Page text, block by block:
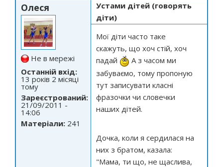
Олеся
Не в мережі
Останній вхід:
13 років 2 місяці
тому
Зареєстрований:
21/09/2011 -
14:06
Матеріали: 241
Устами дітей (говорять
діти)
Мої діти часто таке
скажуть, що хоч стій, хоч
падай
А з часом ми
забуваємо, тому пропоную
тут записувати класні
фразочки чи словечки
наших дітей.
Дочка, коли я сердилася на
них з братом, казала:
"Мама, ти що, не щаслива,